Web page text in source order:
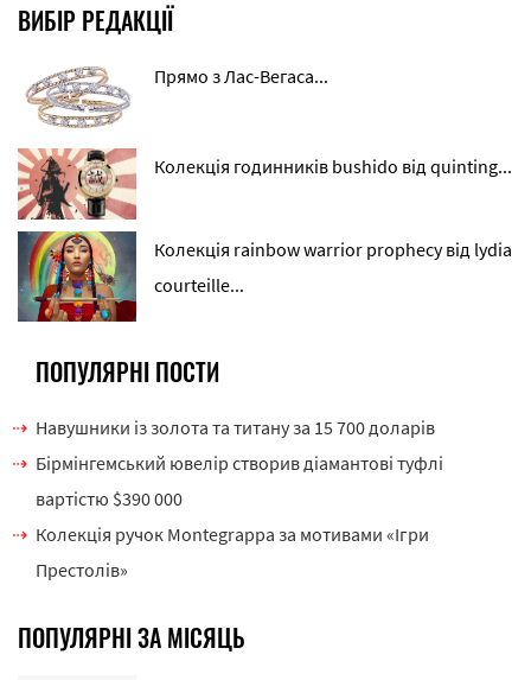
ВИБІР РЕДАКЦІЇ
Прямо з Лас-Вегаса...
Колекція годинників bushido від quinting...
Колекція rainbow warrior prophecy від lydia
courteille...
ПОПУЛЯРНІ ПОСТИ
Навушники із золота та титану за 15 700 доларів
Бірмінгемський ювелір створив діамантові туфлі
вартістю $390 000
Колекція ручок Montegrappa за мотивами «Ігри
Престолів»
ПОПУЛЯРНІ ЗА МІСЯЦЬ